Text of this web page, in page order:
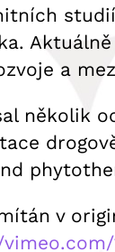
a
několik
v